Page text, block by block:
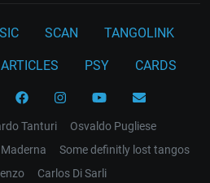
SCAN TANGOLINK
ARTICLES PSY CARDS
Tanturi
Osvaldo Pugliese
Some definitly lost tangos
Carlos Di Sarli